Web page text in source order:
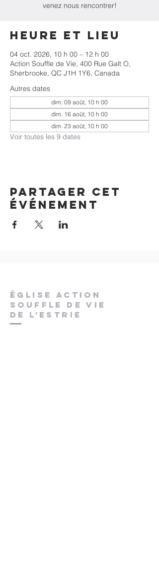
venez nous rencontrer!
Heure et lieu
04 oct. 2026, 10 h 00 – 12 h 00
Action Souffle de Vie, 400 Rue Galt O,
Sherbrooke, QC J1H 1Y6, Canada
Autres dates
dim. 09 août, 10 h 00
dim. 16 août, 10 h 00
dim. 23 août, 10 h 00
Voir toutes les 9 dates
Partager cet
événement
ÉGLISE ACTION
SOUFFLE DE VIE
DE L'ESTRIE